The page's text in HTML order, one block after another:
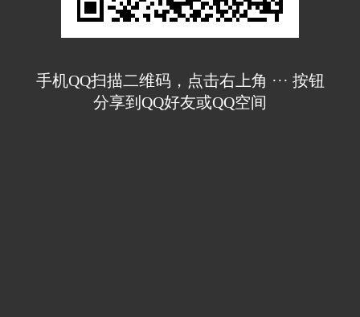
手机QQ扫描二维码，点击右上角 ··· 按钮
分享到QQ好友或QQ空间